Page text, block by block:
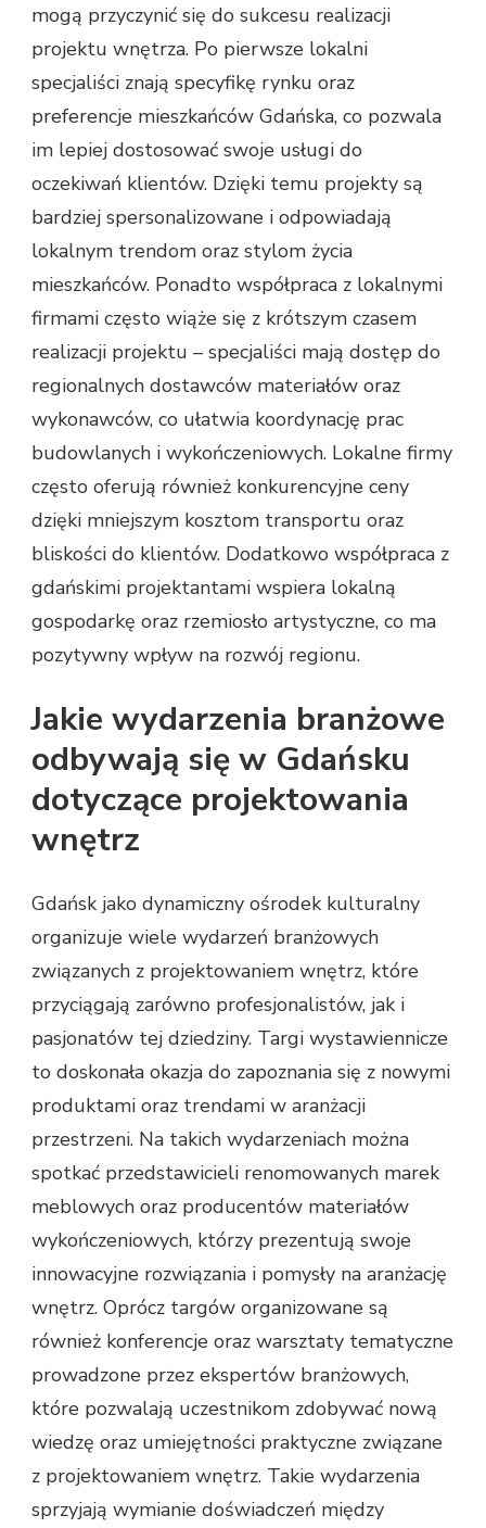
mogą przyczynić się do sukcesu realizacji
projektu wnętrza. Po pierwsze lokalni
specjaliści znają specyfikę rynku oraz
preferencje mieszkańców Gdańska, co pozwala
im lepiej dostosować swoje usługi do
oczekiwań klientów. Dzięki temu projekty są
bardziej spersonalizowane i odpowiadają
lokalnym trendom oraz stylom życia
mieszkańców. Ponadto współpraca z lokalnymi
firmami często wiąże się z krótszym czasem
realizacji projektu – specjaliści mają dostęp do
regionalnych dostawców materiałów oraz
wykonawców, co ułatwia koordynację prac
budowlanych i wykończeniowych. Lokalne firmy
często oferują również konkurencyjne ceny
dzięki mniejszym kosztom transportu oraz
bliskości do klientów. Dodatkowo współpraca z
gdańskimi projektantami wspiera lokalną
gospodarkę oraz rzemiosło artystyczne, co ma
pozytywny wpływ na rozwój regionu.
Jakie wydarzenia branżowe
odbywają się w Gdańsku
dotyczące projektowania
wnętrz
Gdańsk jako dynamiczny ośrodek kulturalny
organizuje wiele wydarzeń branżowych
związanych z projektowaniem wnętrz, które
przyciągają zarówno profesjonalistów, jak i
pasjonatów tej dziedziny. Targi wystawiennicze
to doskonała okazja do zapoznania się z nowymi
produktami oraz trendami w aranżacji
przestrzeni. Na takich wydarzeniach można
spotkać przedstawicieli renomowanych marek
meblowych oraz producentów materiałów
wykończeniowych, którzy prezentują swoje
innowacyjne rozwiązania i pomysły na aranżację
wnętrz. Oprócz targów organizowane są
również konferencje oraz warsztaty tematyczne
prowadzone przez ekspertów branżowych,
które pozwalają uczestnikom zdobywać nową
wiedzę oraz umiejętności praktyczne związane
z projektowaniem wnętrz. Takie wydarzenia
sprzyjają wymianie doświadczeń między